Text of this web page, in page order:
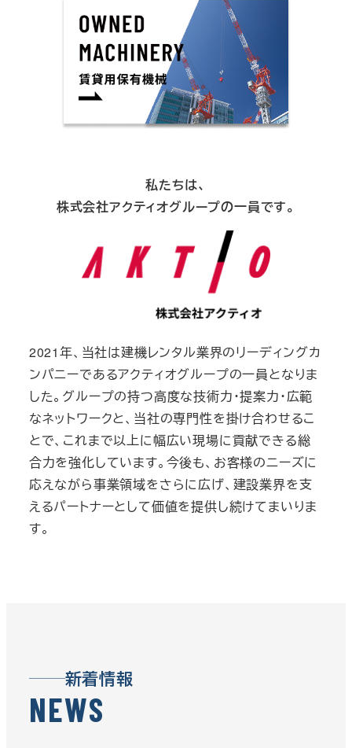
私たちは、
株式会社アクティオグループの一員です。
2021年、当社は建機レンタル業界のリーディングカ
ンパニーであるアクティオグループの一員となりま
した。グループの持つ高度な技術力・提案力・広範
なネットワークと、当社の専門性を掛け合わせるこ
とで、これまで以上に幅広い現場に貢献できる総
合力を強化しています。今後も、お客様のニーズに
応えながら事業領域をさらに広げ、建設業界を支
えるパートナーとして価値を提供し続けてまいりま
す。
新着情報
NEWS